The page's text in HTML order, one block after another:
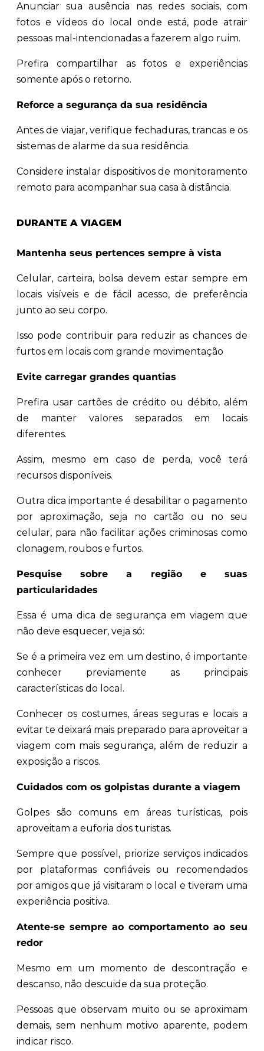
Anunciar sua ausência nas redes sociais, com
fotos e vídeos do local onde está, pode atrair
pessoas mal-intencionadas a fazerem algo ruim.
Prefira compartilhar as fotos e experiências
somente após o retorno.
Reforce a segurança da sua residência
Antes de viajar, verifique fechaduras, trancas e os
sistemas de alarme da sua residência.
Considere instalar dispositivos de monitoramento
remoto para acompanhar sua casa à distância.
DURANTE A VIAGEM
Mantenha seus pertences sempre à vista
Celular, carteira, bolsa devem estar sempre em
locais visíveis e de fácil acesso, de preferência
junto ao seu corpo.
Isso pode contribuir para reduzir as chances de
furtos em locais com grande movimentação
Evite carregar grandes quantias
Prefira usar cartões de crédito ou débito, além
de manter valores separados em locais
diferentes.
Assim, mesmo em caso de perda, você terá
recursos disponíveis.
Outra dica importante é desabilitar o pagamento
por aproximação, seja no cartão ou no seu
celular, para não facilitar ações criminosas como
clonagem, roubos e furtos.
Pesquise sobre a região e suas
particularidades
Essa é uma dica de segurança em viagem que
não deve esquecer, veja só:
Se é a primeira vez em um destino, é importante
conhecer previamente as principais
características do local.
Conhecer os costumes, áreas seguras e locais a
evitar te deixará mais preparado para aproveitar a
viagem com mais segurança, além de reduzir a
exposição a riscos.
Cuidados com os golpistas durante a viagem
Golpes são comuns em áreas turísticas, pois
aproveitam a euforia dos turistas.
Sempre que possível, priorize serviços indicados
por plataformas confiáveis ou recomendados
por amigos que já visitaram o local e tiveram uma
experiência positiva.
Atente-se sempre ao comportamento ao seu
redor
Mesmo em um momento de descontração e
descanso, não descuide da sua proteção.
Pessoas que observam muito ou se aproximam
demais, sem nenhum motivo aparente, podem
indicar risco.